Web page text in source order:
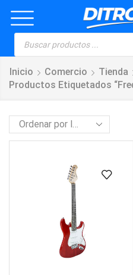
Inicio Comercio
Tienda
Productos Etiquetados